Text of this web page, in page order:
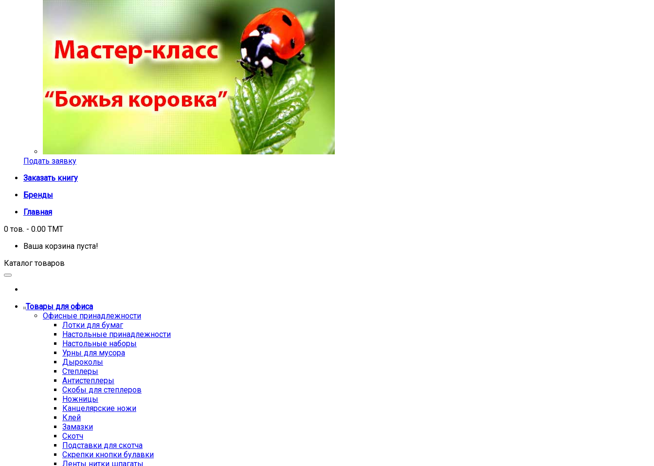
Подать заявку
Заказать книгу
Бренды
Главная
0 тов. - 0.00 TMT
Ваша корзина пуста!
Каталог товаров
Товары для офиса
Офисные принадлежности
Лотки для бумаг
Настольные принадлежности
Настольные наборы
Урны для мусора
Дыроколы
Степлеры
Антистеплеры
Скобы для степлеров
Ножницы
Канцелярские ножи
Клей
Замазки
Скотч
Подставки для скотча
Скрепки кнопки булавки
Ленты нитки шпагаты